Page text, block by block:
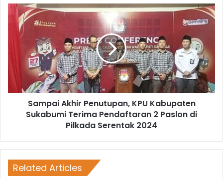
Sampai Akhir Penutupan, KPU Kabupaten
Sukabumi Terima Pendaftaran 2 Paslon di
Pilkada Serentak 2024
Related Articles